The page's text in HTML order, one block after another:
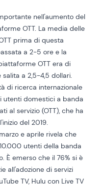
nell'aumento del
OTT. La media delle
prima di questa
a 2-5 ore e la
OTT era di
a 2,5-4,5 dollari.
di ricerca internazionale
utenti domestici a banda
al servizio (OTT), che ha
del 2019.
e aprile rivela che
utenti della banda
È emerso che il 76% si è
all'adozione di servizi
TV, Hulu con Live TV